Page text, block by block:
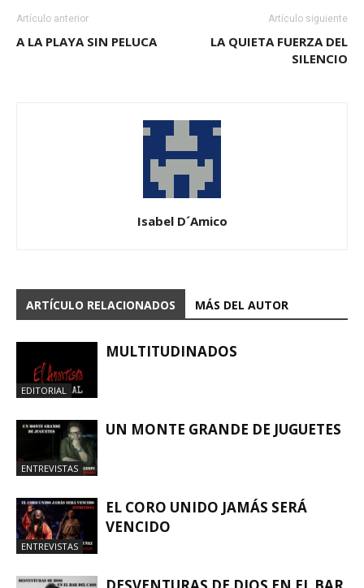
Artículo anterior
A LA PLAYA SIN PELUCA
Artículo siguiente
LA QUIETA FUERZA DEL
SILENCIO
Isabel D´Amico
ARTÍCULO RELACIONADOS MÁS DEL AUTOR
EDITORIAL
MULTITUDINADOS
ENTREVISTAS
UN MONTE GRANDE DE JUGUETES
ENTREVISTAS
EL CORO UNIDO JAMÁS SERÁ
VENCIDO